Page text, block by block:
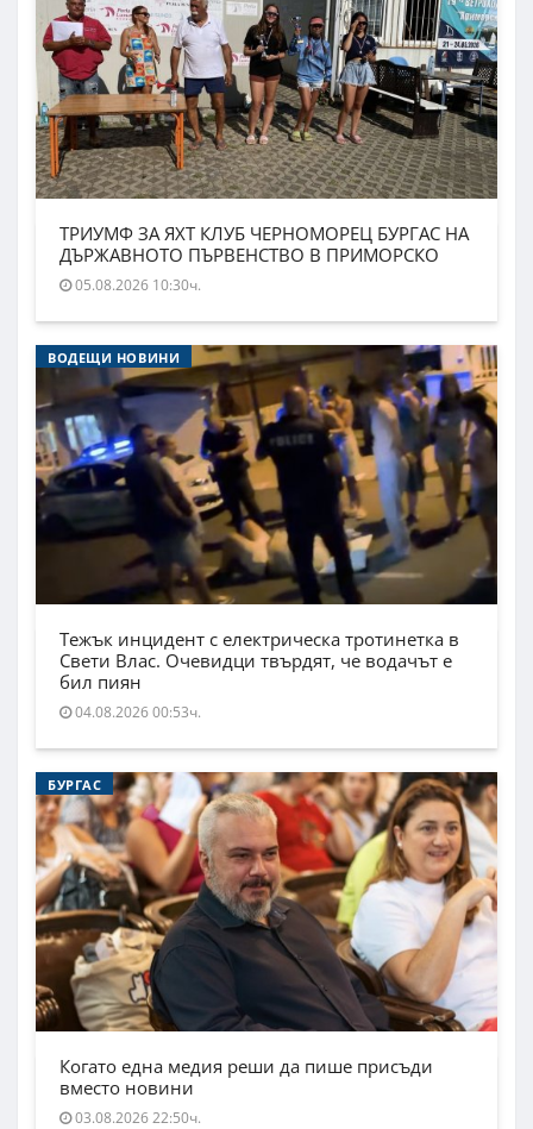
ТРИУМФ ЗА ЯХТ КЛУБ ЧЕРНОМОРЕЦ БУРГАС НА
ДЪРЖАВНОТО ПЪРВЕНСТВО В ПРИМОРСКО
05.08.2026 10:30ч.
ВОДЕЩИ НОВИНИ
Тежък инцидент с електрическа тротинетка в
Свети Влас. Очевидци твърдят, че водачът е
бил пиян
04.08.2026 00:53ч.
БУРГАС
Когато една медия реши да пише присъди
вместо новини
03.08.2026 22:50ч.